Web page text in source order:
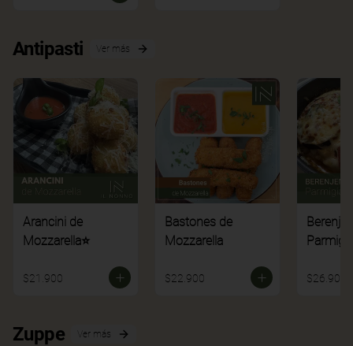
Antipasti Ver más
Arancini de
Mozzarella⭐
$21.900
Bastones de
Mozzarella
$22.900 $26.900
Zuppe Ver más